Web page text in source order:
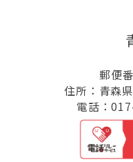
郵便
住所：青森
電話：